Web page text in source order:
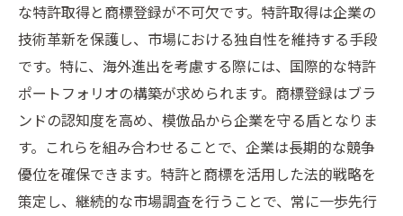
な特許取得と商標登録が不可欠です。特許取得は企業の
技術革新を保護し、市場における独自性を維持する手段
です。特に、海外進出を考慮する際には、国際的な特許
ポートフォリオの構築が求められます。商標登録はブラ
ンドの認知度を高め、模倣品から企業を守る盾となりま
す。これらを組み合わせることで、企業は長期的な競争
優位を確保できます。特許と商標を活用した法的戦略を
策定し、継続的な市場調査を行うことで、常に一歩先行